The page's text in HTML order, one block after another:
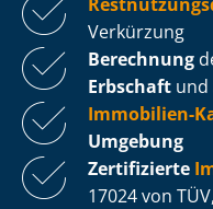
Verkürzung
Berechnung
Erbschaft und
Immobilien-
Umgebung
Zertifizierte
17024 von